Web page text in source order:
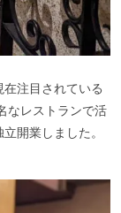
注目されている
なレストランで活
開業しました。